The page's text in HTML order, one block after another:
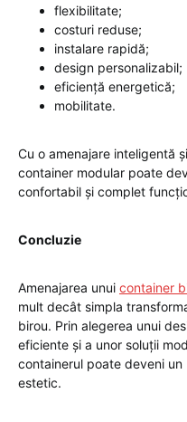
flexibilitate;
costuri reduse;
instalare rapidă;
design personalizabil;
eficiență energetică;
mobilitate.
Cu o amenajare inteligentă
container modular poate
confortabil și complet
Concluzie
Amenajarea unui container
mult decât simpla
birou. Prin alegerea unui
eficiente și a unor soluții
containerul poate deveni
estetic.